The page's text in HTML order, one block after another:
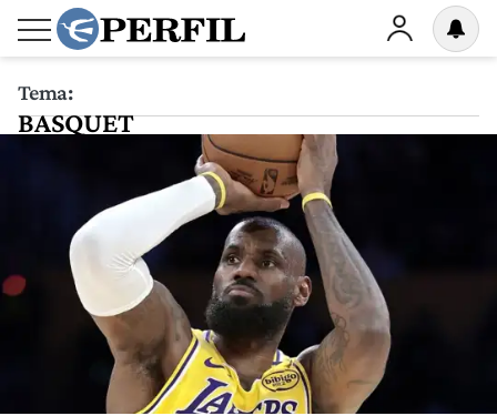
Tema:
BASQUET